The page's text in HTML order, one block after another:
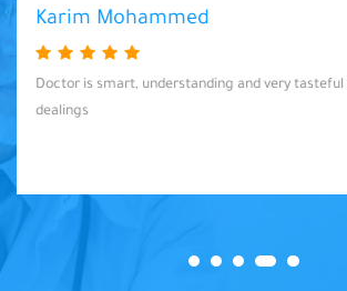
Karim Mohammed
Doctor is smart, understanding and very
dealings